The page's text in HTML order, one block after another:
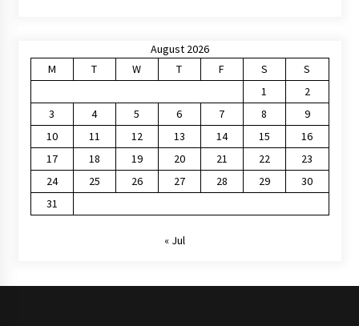
August 2026
M
T W T F S
S
1
2
3
4 5 6 7 8
9
10
11 12 13 14 15
16
17
18 19 20 21 22
23
24
25 26 27 28 29
30
31
« Jul